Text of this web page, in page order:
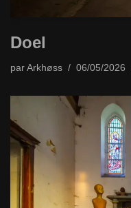
Doel
par Arkhøss 06/05/2026